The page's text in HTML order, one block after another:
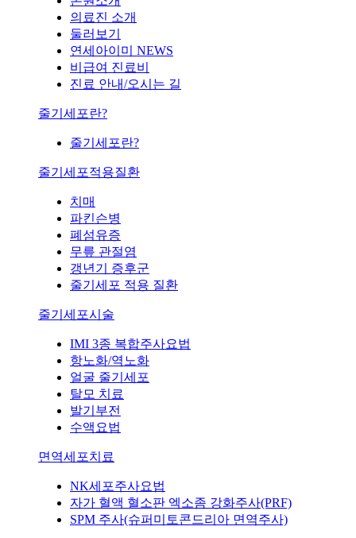
의료진 소개
둘러보기
연세아이미 NEWS
비급여 진료비
진료 안내/오시는 길
줄기세포란?
줄기세포란?
줄기세포적용질환
치매
파킨슨병
폐섬유증
무릎 관절염
갱년기 증후군
줄기세포 적용 질환
줄기세포시술
IMI 3종 복합주사요법
항노화/역노화
얼굴 줄기세포
탈모 치료
발기부전
수액요법
면역세포치료
NK세포주사요법
자가 혈액 혈소판 엑소좀 강화주사(PRF)
SPM 주사(슈퍼미토콘드리아 면역주사)